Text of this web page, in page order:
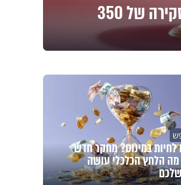
ברשתות ממליצים להעמיס חלבון? סקירה של 350
לחיות במינוס? מחקר חדש
הלחץ הכלכלי עושה